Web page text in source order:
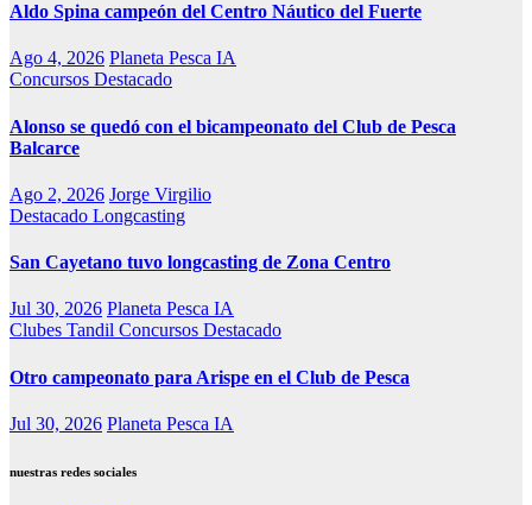
Aldo Spina campeón del Centro Náutico del Fuerte
Ago 4, 2026 Planeta Pesca IA
Concursos Destacado
Alonso se quedó con el bicampeonato del Club de Pesca
Balcarce
Ago 2, 2026 Jorge Virgilio
Destacado Longcasting
San Cayetano tuvo longcasting de Zona Centro
Jul 30, 2026 Planeta Pesca IA
Clubes Tandil Concursos Destacado
Otro campeonato para Arispe en el Club de Pesca
Jul 30, 2026 Planeta Pesca IA
nuestras redes sociales